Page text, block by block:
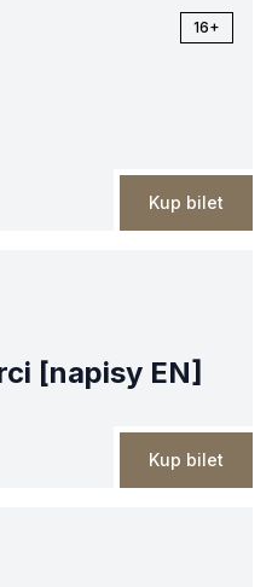
16+
Kup bilet
[napisy EN]
Kup bilet